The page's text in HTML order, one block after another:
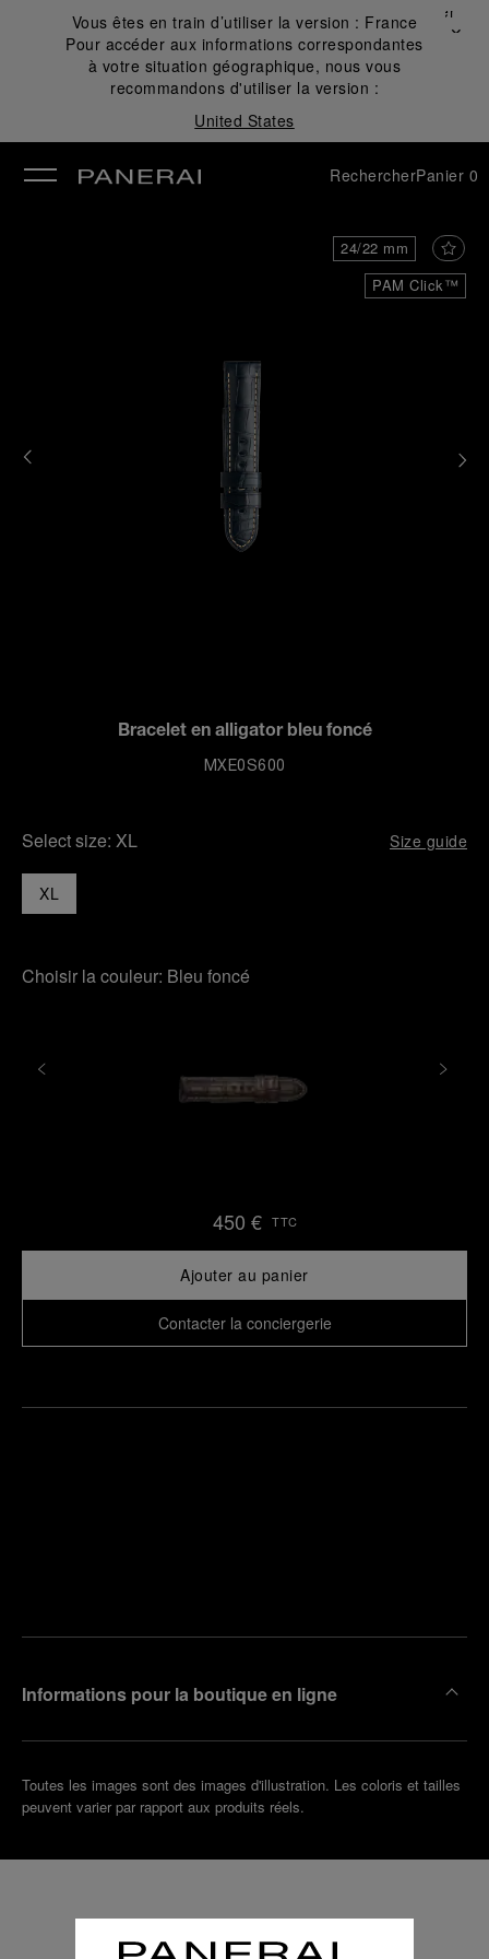
Vous êtes en train d’utiliser la version : France
Pour accéder aux informations correspondantes
à votre situation géographique, nous vous
recommandons d'utiliser la version :
United States
Fermer
✕
RechercherPanier 0
PAM Click™
24/22 mm
Bracelet en alligator bleu foncé
MXE0S600
Select size: XL Size guide
XL
Choisir la couleur: Bleu foncé
450 € TTC
Ajouter au panier
Contacter la conciergerie
Informations pour la boutique en ligne
Toutes les images sont des images d'illustration. Les coloris et tailles
peuvent varier par rapport aux produits réels.